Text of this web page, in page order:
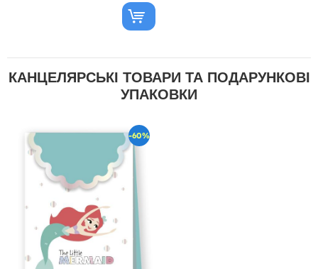
КАНЦЕЛЯРСЬКІ ТОВАРИ ТА ПОДАРУНКОВІ
УПАКОВКИ
-60%